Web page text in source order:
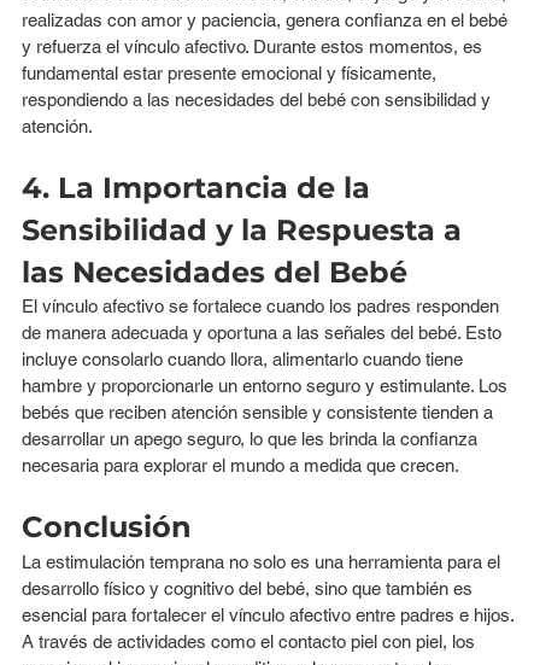
realizadas con amor y paciencia, genera confianza en el bebé
y refuerza el vínculo afectivo. Durante estos momentos, es
fundamental estar presente emocional y físicamente,
respondiendo a las necesidades del bebé con sensibilidad y
atención.
4. La Importancia de la
Sensibilidad y la Respuesta a
las Necesidades del Bebé
El vínculo afectivo se fortalece cuando los padres responden
de manera adecuada y oportuna a las señales del bebé. Esto
incluye consolarlo cuando llora, alimentarlo cuando tiene
hambre y proporcionarle un entorno seguro y estimulante. Los
bebés que reciben atención sensible y consistente tienden a
desarrollar un apego seguro, lo que les brinda la confianza
necesaria para explorar el mundo a medida que crecen.
Conclusión
La estimulación temprana no solo es una herramienta para el
desarrollo físico y cognitivo del bebé, sino que también es
esencial para fortalecer el vínculo afectivo entre padres e hijos.
A través de actividades como el contacto piel con piel, los